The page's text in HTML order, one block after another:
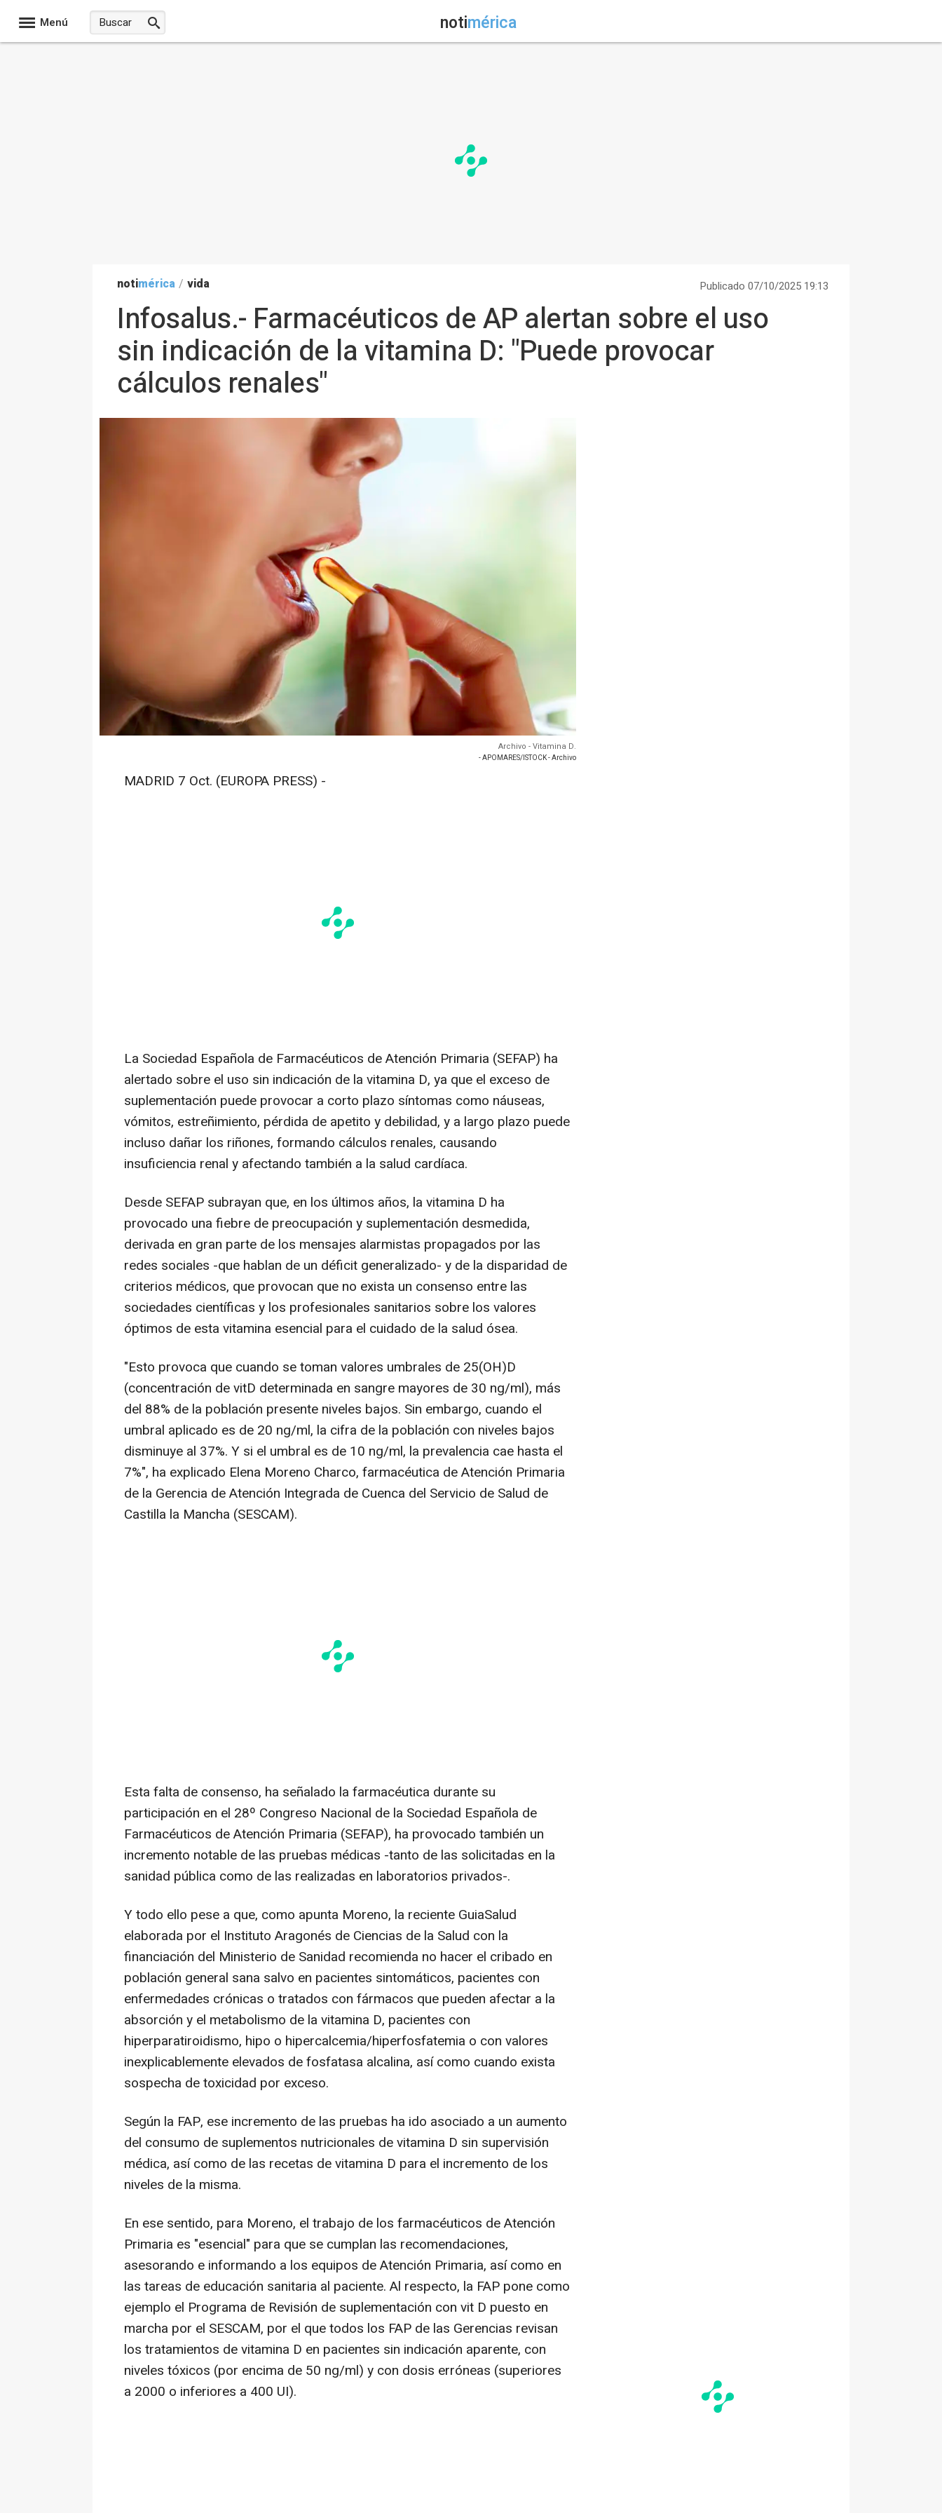
Menú notimérica
notimérica / vida Publicado 07/10/2025 19:13
Infosalus.- Farmacéuticos de AP alertan sobre el uso
sin indicación de la vitamina D: "Puede provocar
cálculos renales"
Archivo - Vitamina D.
- APOMARES/ISTOCK - Archivo
MADRID 7 Oct. (EUROPA PRESS) -
La Sociedad Española de Farmacéuticos de Atención Primaria (SEFAP) ha
alertado sobre el uso sin indicación de la vitamina D, ya que el exceso de
suplementación puede provocar a corto plazo síntomas como náuseas,
vómitos, estreñimiento, pérdida de apetito y debilidad, y a largo plazo puede
incluso dañar los riñones, formando cálculos renales, causando
insuficiencia renal y afectando también a la salud cardíaca.
Desde SEFAP subrayan que, en los últimos años, la vitamina D ha
provocado una fiebre de preocupación y suplementación desmedida,
derivada en gran parte de los mensajes alarmistas propagados por las
redes sociales -que hablan de un déficit generalizado- y de la disparidad de
criterios médicos, que provocan que no exista un consenso entre las
sociedades científicas y los profesionales sanitarios sobre los valores
óptimos de esta vitamina esencial para el cuidado de la salud ósea.
"Esto provoca que cuando se toman valores umbrales de 25(OH)D
(concentración de vitD determinada en sangre mayores de 30 ng/ml), más
del 88% de la población presente niveles bajos. Sin embargo, cuando el
umbral aplicado es de 20 ng/ml, la cifra de la población con niveles bajos
disminuye al 37%. Y si el umbral es de 10 ng/ml, la prevalencia cae hasta el
7%", ha explicado Elena Moreno Charco, farmacéutica de Atención Primaria
de la Gerencia de Atención Integrada de Cuenca del Servicio de Salud de
Castilla la Mancha (SESCAM).
Esta falta de consenso, ha señalado la farmacéutica durante su
participación en el 28º Congreso Nacional de la Sociedad Española de
Farmacéuticos de Atención Primaria (SEFAP), ha provocado también un
incremento notable de las pruebas médicas -tanto de las solicitadas en la
sanidad pública como de las realizadas en laboratorios privados-.
Y todo ello pese a que, como apunta Moreno, la reciente GuiaSalud
elaborada por el Instituto Aragonés de Ciencias de la Salud con la
financiación del Ministerio de Sanidad recomienda no hacer el cribado en
población general sana salvo en pacientes sintomáticos, pacientes con
enfermedades crónicas o tratados con fármacos que pueden afectar a la
absorción y el metabolismo de la vitamina D, pacientes con
hiperparatiroidismo, hipo o hipercalcemia/hiperfosfatemia o con valores
inexplicablemente elevados de fosfatasa alcalina, así como cuando exista
sospecha de toxicidad por exceso.
Según la FAP, ese incremento de las pruebas ha ido asociado a un aumento
del consumo de suplementos nutricionales de vitamina D sin supervisión
médica, así como de las recetas de vitamina D para el incremento de los
niveles de la misma.
En ese sentido, para Moreno, el trabajo de los farmacéuticos de Atención
Primaria es "esencial" para que se cumplan las recomendaciones,
asesorando e informando a los equipos de Atención Primaria, así como en
las tareas de educación sanitaria al paciente. Al respecto, la FAP pone como
ejemplo el Programa de Revisión de suplementación con vit D puesto en
marcha por el SESCAM, por el que todos los FAP de las Gerencias revisan
los tratamientos de vitamina D en pacientes sin indicación aparente, con
niveles tóxicos (por encima de 50 ng/ml) y con dosis erróneas (superiores
a 2000 o inferiores a 400 UI).